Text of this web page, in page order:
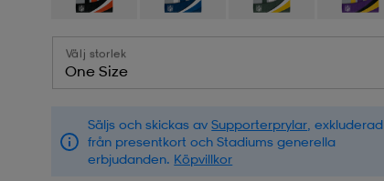
Välj storlek
One Size
Säljs och skickas avSupporterprylar , exkluderad
från presentkort och Stadiums generella
erbjudanden. Köpvillkor